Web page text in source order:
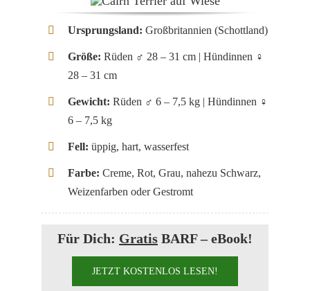
Ursprungsland: Großbritannien (Schottland)
Größe: Rüden ♂ 28 – 31 cm | Hündinnen ♀
28 – 31 cm
Gewicht: Rüden ♂ 6 – 7,5 kg | Hündinnen ♀
6 – 7,5 kg
Fell: üppig, hart, wasserfest
Farbe: Creme, Rot, Grau, nahezu Schwarz,
Weizenfarben oder Gestromt
Für Dich: Gratis BARF – eBook!
JETZT KOSTENLOS LESEN!